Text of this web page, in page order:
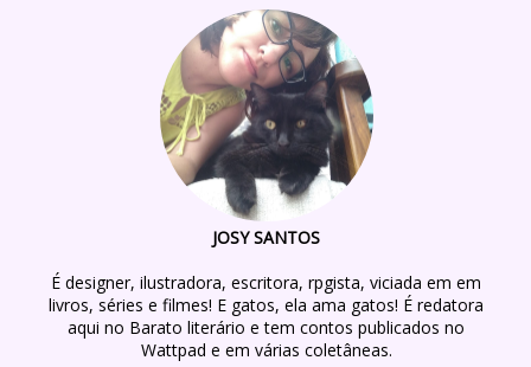
JOSY SANTOS
É designer, ilustradora, escritora, rpgista, viciada em em
livros, séries e filmes! E gatos, ela ama gatos! É redatora
aqui no Barato literário e tem contos publicados no
Wattpad e em várias coletâneas.